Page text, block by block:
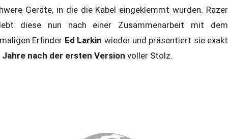
Geräte, in die die Kabel eingeklemmt wurden. Razer
diese nun nach einer Zusammenarbeit mit dem
Erfinder Ed Larkin wieder und präsentiert sie exakt
Jahre nach der ersten Version voller Stolz.